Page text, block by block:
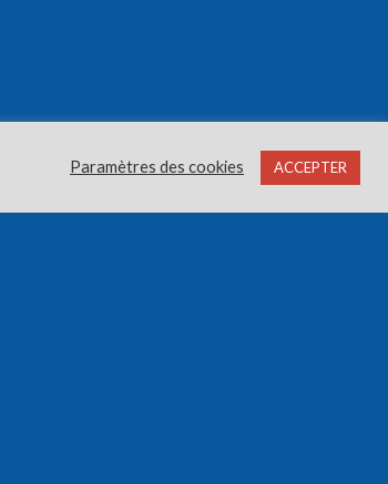
Paramètres des cookies ACCEPTER